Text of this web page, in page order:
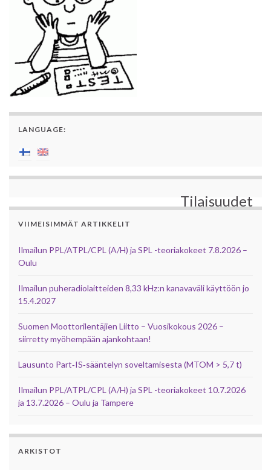
LANGUAGE:
Tilaisuudet
VIIMEISIMMÄT ARTIKKELIT
Ilmailun PPL/ATPL/CPL (A/H) ja SPL -teoriakokeet 7.8.2026 –
Oulu
Ilmailun puheradiolaitteiden 8,33 kHz:n kanavaväli käyttöön jo
15.4.2027
Suomen Moottorilentäjien Liitto – Vuosikokous 2026 –
siirretty myöhempään ajankohtaan!
Lausunto Part‑IS‑sääntelyn soveltamisesta (MTOM > 5,7 t)
Ilmailun PPL/ATPL/CPL (A/H) ja SPL -teoriakokeet 10.7.2026
ja 13.7.2026 – Oulu ja Tampere
ARKISTOT